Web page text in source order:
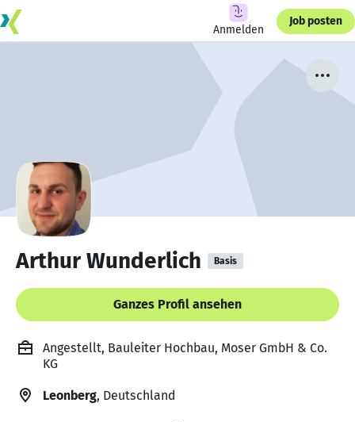
Anmelden
Job posten
Arthur Wunderlich Basis
Ganzes Profil ansehen
Angestellt, Bauleiter Hochbau, Moser GmbH & Co.
KG
Leonberg, Deutschland